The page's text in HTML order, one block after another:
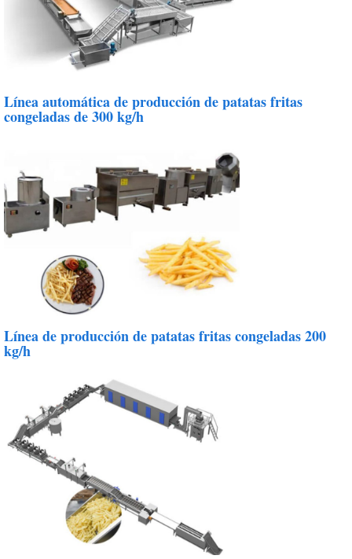
Línea automática de producción de patatas fritas
congeladas de 300 kg/h
Línea de producción de patatas fritas congeladas 200
kg/h